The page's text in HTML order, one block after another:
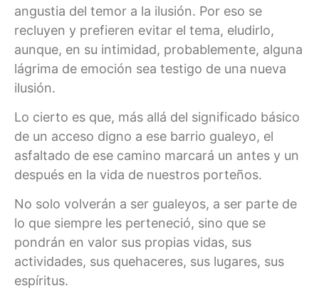
angustia del temor a la ilusión. Por eso se
recluyen y prefieren evitar el tema, eludirlo,
aunque, en su intimidad, probablemente, alguna
lágrima de emoción sea testigo de una nueva
ilusión.
Lo cierto es que, más allá del significado básico
de un acceso digno a ese barrio gualeyo, el
asfaltado de ese camino marcará un antes y un
después en la vida de nuestros porteños.
No solo volverán a ser gualeyos, a ser parte de
lo que siempre les perteneció, sino que se
pondrán en valor sus propias vidas, sus
actividades, sus quehaceres, sus lugares, sus
espíritus.